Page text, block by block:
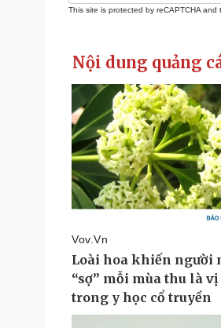
This site is protected by reCAPTCHA and